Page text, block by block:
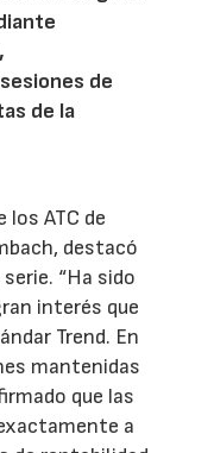
de
de la
ATC de
destacó
“Ha sido
interés que
Trend. En
mantenidas
que las
a